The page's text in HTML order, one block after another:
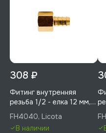
308 ₽
Фитинг внутренняя
резьба 1/2 - елка 12 мм,
латунь, Licota, FH4040
FH4040, Licota
В наличии